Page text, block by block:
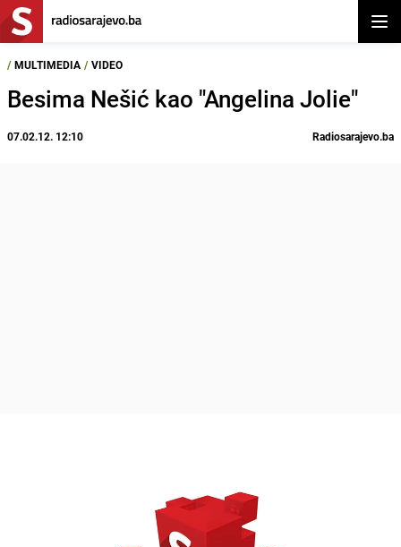
/ MULTIMEDIA / VIDEO
Besima Nešić kao "Angelina Jolie"
07.02.12. 12:10 Radiosarajevo.ba